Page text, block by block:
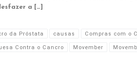
a […]
da Próstata causas Compras com o
Contra o Cancro Movember